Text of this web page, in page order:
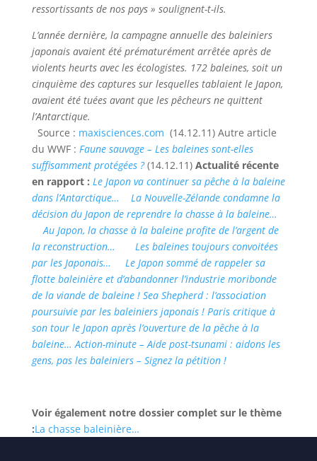
ressortissants de nos pays » soulignent-t-ils.
L’année dernière, la campagne annuelle des baleiniers
japonais avaient été prématurément arrêtée après de
violents heurts avec les écologistes. 172 baleines, soit un
cinquième des captures sur lesquelles tablaient le Japon,
avaient été tuées avant que les pêcheurs ne quittent
l’Antarctique.
Source : maxisciences.com (14.12.11) Autre article
du WWF : Faune sauvage – Les baleines sont-elles
suffisamment protégées ?(14.12.11) Actualité récente
en rapport : Le Japon va continuer sa pêche à la baleine
dans l’Antarctique…
La Nouvelle-Zélande condamne la
décision du Japon de reprendre la chasse à la baleine…
Au Japon, la chasse à la baleine profite de l’argent de
la reconstruction…
Les baleines toujours convoitées
par les Japonais…
Le Japon sommé de rappeler sa
flotte baleinière et d’abandonner l’industrie moribonde
de la viande de baleine ! Sea Shepherd : l’association
poursuivie par les baleiniers japonais ! Paris critique à
son tour le Japon après l’ouverture de la pêche à la
baleine…Action-minute – Aide post-tsunami : aidons les
gens, pas les baleiniers – Signez la pétition !
Voir également notre dossier complet sur le thème
:La chasse baleinière…